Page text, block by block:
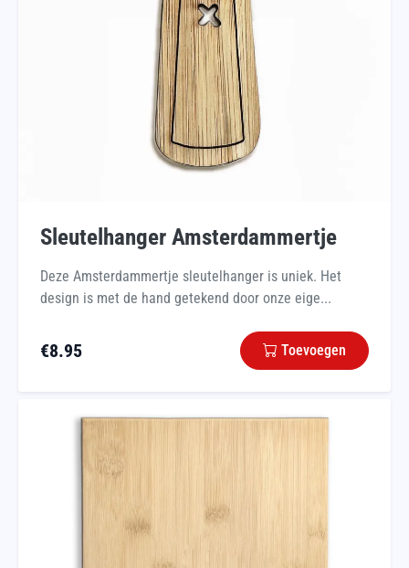
Sleutelhanger Amsterdammertje
Deze Amsterdammertje sleutelhanger is uniek. Het
design is met de hand getekend door onze eige...
€8.95 Toevoegen